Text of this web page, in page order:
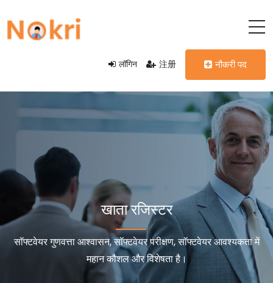
लॉगिन 注册 नौकरी पद
खाता रजिस्टर
सॉफ्टवेयर गुणवत्ता आश्वासन, सॉफ्टवेयर परीक्षण, सॉफ्टवेयर आवश्यकता में
महान कौशल और विशेषता है।